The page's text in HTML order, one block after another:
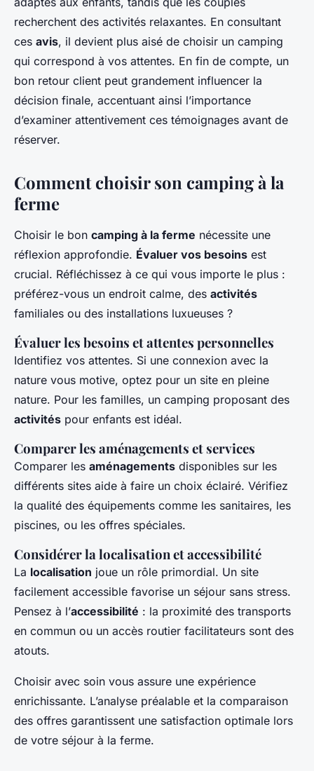
recherchent des activités relaxantes. En consultant
ces avis, il devient plus aisé de choisir un camping
qui correspond à vos attentes. En fin de compte, un
bon retour client peut grandement influencer la
décision finale, accentuant ainsi l’importance
d’examiner attentivement ces témoignages avant de
réserver.
Comment choisir son camping à la
ferme
Choisir le bon camping à la ferme nécessite une
réflexion approfondie. Évaluer vos besoins est
crucial. Réfléchissez à ce qui vous importe le plus :
préférez-vous un endroit calme, des activités
familiales ou des installations luxueuses ?
Évaluer les besoins et attentes personnelles
Identifiez vos attentes. Si une connexion avec la
nature vous motive, optez pour un site en pleine
nature. Pour les familles, un camping proposant des
activités pour enfants est idéal.
Comparer les aménagements et services
Comparer les aménagements disponibles sur les
différents sites aide à faire un choix éclairé. Vérifiez
la qualité des équipements comme les sanitaires, les
piscines, ou les offres spéciales.
Considérer la localisation et accessibilité
La localisation joue un rôle primordial. Un site
facilement accessible favorise un séjour sans stress.
Pensez à l’accessibilité : la proximité des transports
en commun ou un accès routier facilitateurs sont des
atouts.
Choisir avec soin vous assure une expérience
enrichissante. L’analyse préalable et la comparaison
des offres garantissent une satisfaction optimale lors
de votre séjour à la ferme.